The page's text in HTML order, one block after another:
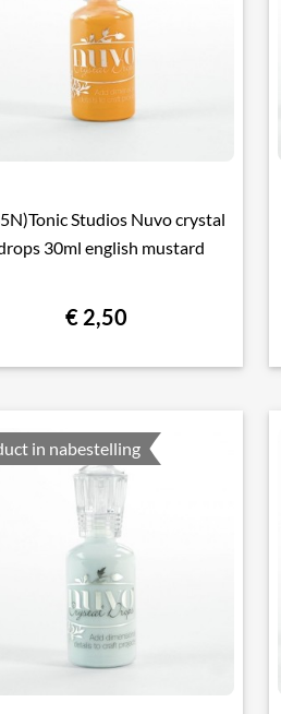
 Snel bekijken
Studios Nuvo crystal
30ml english mustard
€ 2,50
in nabestelling